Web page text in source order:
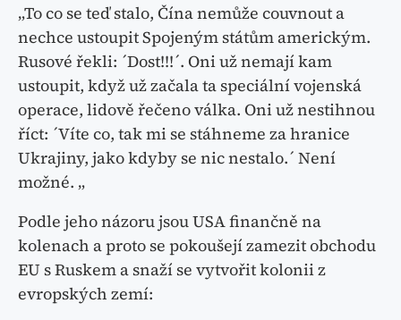
„To co se teď stalo, Čína nemůže couvnout a
nechce ustoupit Spojeným státům americkým.
Rusové řekli: ´Dost!!!´. Oni už nemají kam
ustoupit, když už začala ta speciální vojenská
operace, lidově řečeno válka. Oni už nestihnou
říct: ´Víte co, tak mi se stáhneme za hranice
Ukrajiny, jako kdyby se nic nestalo.´ Není
možné. „
Podle jeho názoru jsou USA finančně na
kolenach a proto se pokoušejí zamezit obchodu
EU s Ruskem a snaží se vytvořit kolonii z
evropských zemí: